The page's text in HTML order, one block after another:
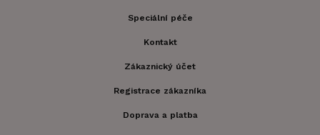
Speciální péče
Kontakt
Zákaznický účet
Registrace zákazníka
Doprava a platba